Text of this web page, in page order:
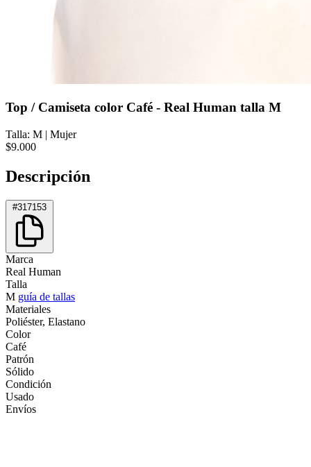
Top / Camiseta color Café - Real Human talla M
Talla: M | Mujer
$9.000
Descripción
#317153
Marca
Real Human
Talla
M guía de tallas
Materiales
Poliéster, Elastano
Color
Café
Patrón
Sólido
Condición
Usado
Envíos